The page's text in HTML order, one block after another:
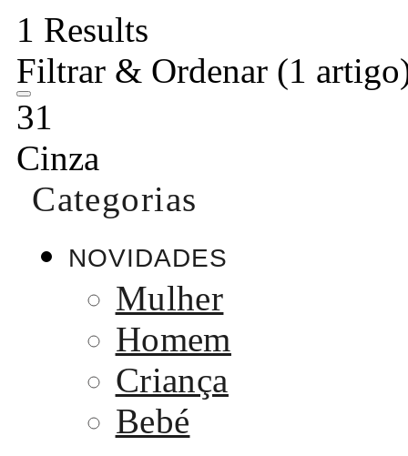
1 Results
Filtrar & Ordenar (1
31
Cinza
Categorias
NOVIDADES
Mulher
Homem
Criança
Bebé